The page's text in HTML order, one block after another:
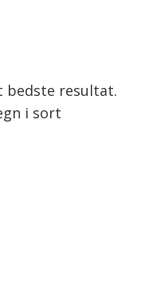
bedste resultat.
i sort